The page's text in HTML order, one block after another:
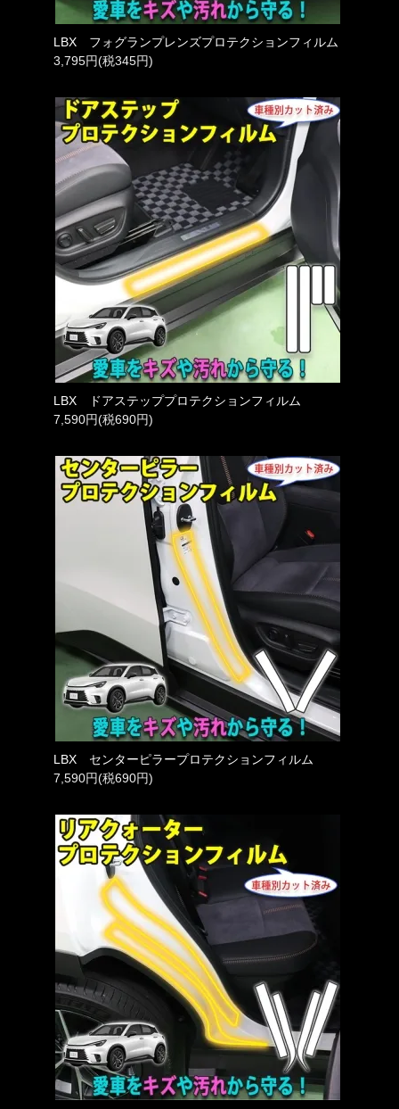
LBX フォグランプレンズプロテクションフィルム
3,795円(税345円)
LBX ドアステッププロテクションフィルム
7,590円(税690円)
LBX センターピラープロテクションフィルム
7,590円(税690円)